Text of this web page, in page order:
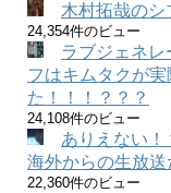
木村拓哉のシ
24,354件のビュー
ラブジェネ
フはキムタクが
た！！！？？？
24,108件のビュー
ありえない
海外からの生放送
22,360件のビュー